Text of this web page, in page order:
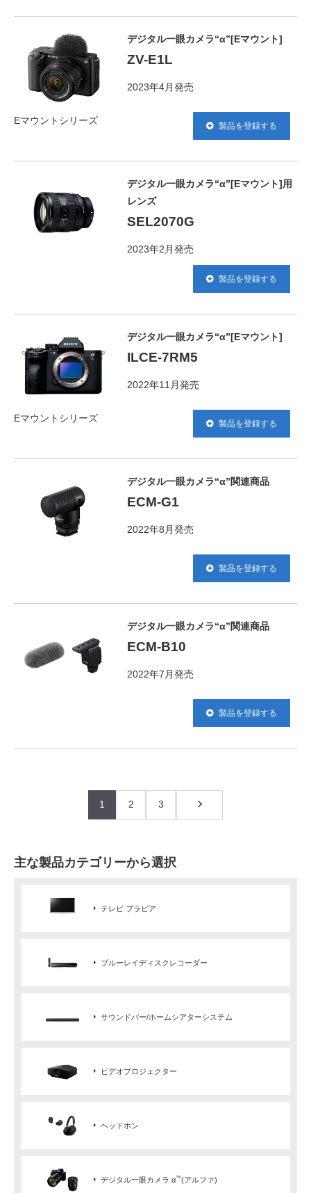
デジタル一眼カメラ“α”[Eマウント]
ZV-E1L
2023年4月発売
Eマウントシリーズ 製品を登録する
デジタル一眼カメラ“α”[Eマウント]用
レンズ
SEL2070G
2023年2月発売
製品を登録する
デジタル一眼カメラ“α”[Eマウント]
ILCE-7RM5
2022年11月発売
Eマウントシリーズ 製品を登録する
デジタル一眼カメラ“α”関連商品
ECM-G1
2022年8月発売
製品を登録する
デジタル一眼カメラ“α”関連商品
ECM-B10
2022年7月発売
製品を登録する
1 2 3
主な製品カテゴリーから選択
テレビ ブラビア
ブルーレイディスクレコーダー
サウンドバー/ホームシアターシステム
ビデオプロジェクター
ヘッドホン
デジタル一眼カメラ α™(アルファ)